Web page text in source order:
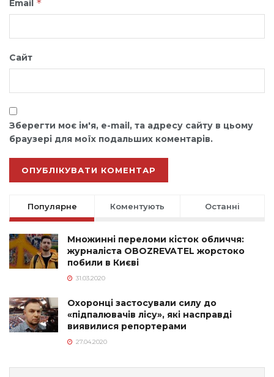
Email *
Сайт
Зберегти моє ім'я, e-mail, та адресу сайту в цьому
браузері для моїх подальших коментарів.
Популярне Коментують Останні
Множинні переломи кісток обличчя:
журналіста OBOZREVATEL жорстоко
побили в Києві
31.03.2020
Охоронці застосували силу до
«підпалювачів лісу», які насправді
виявилися репортерами
27.04.2020